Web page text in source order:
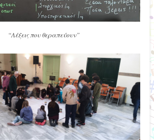
“Λέξεις που θεραπεύουν”